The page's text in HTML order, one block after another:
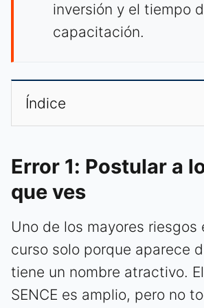
inversión y el tiempo
capacitación.
Índice
Error 1: Postular a
que ves
Uno de los mayores riesgos
curso solo porque aparece
tiene un nombre atractivo.
SENCE es amplio, pero no